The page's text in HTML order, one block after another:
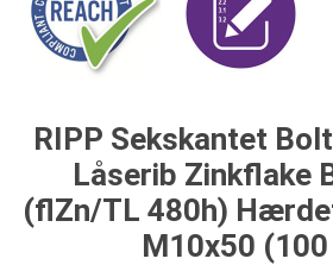
RIPP Sekskantet
Låserib Zinkflake
(flZn/TL 480h)
M10x50